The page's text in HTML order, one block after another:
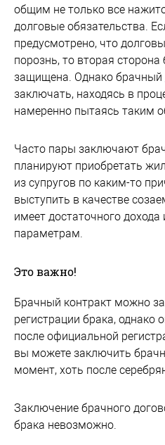
общим не только все
долговые обязательства.
предусмотрено, что
порознь, то вторая
защищена. Однако брачный
заключать, находясь в
намеренно пытаясь таким
Часто пары заключают
планируют приобретать
из супругов по каким-то
выступить в качестве
имеет достаточного
параметрам.
Это важно!
Брачный контракт можно
регистрации брака, однако
после официальной
вы можете заключить
момент, хоть после
Заключение брачного
брака невозможно.